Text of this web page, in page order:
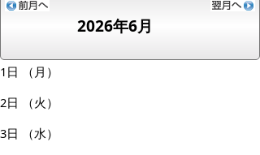
2026年6月
1日
（月）
2日
（火）
3日
（水）